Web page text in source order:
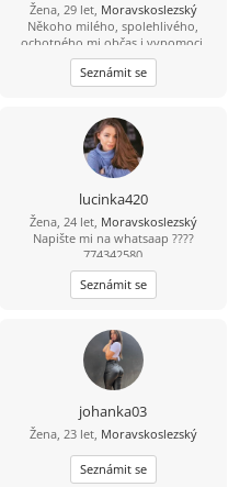
Žena, 29 let, Moravskoslezský
Někoho milého, spolehlivého,
ochotného mi občas i vypomoci.
Nebráním se klidně i něčemu
vážnějšímu.
Seznámit se
lucinka420
Žena, 24 let, Moravskoslezský
Napište mi na whatsaap ????
774342580
Seznámit se
johanka03
Žena, 23 let, Moravskoslezský
Seznámit se